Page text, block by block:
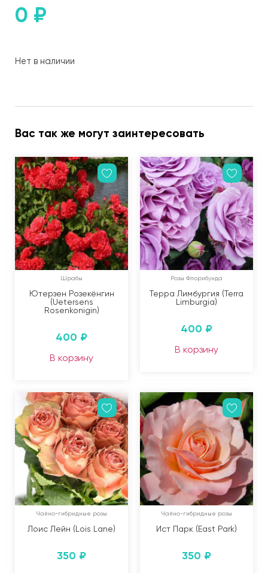
0 ₽
Нет в наличии
Вас так же могут заинтересовать
Шрабы
Ютерзен Розекёнгин
(Uetersens
Rosenkonigin)
400 ₽
В корзину
Розы Флорибунда
Терра Лимбургия (Terra
Limburgia)
400 ₽
В корзину
Чайно-гибридные розы
Лоис Лейн (Lois Lane)
350 ₽
Чайно-гибридные розы
Ист Парк (East Park)
350 ₽